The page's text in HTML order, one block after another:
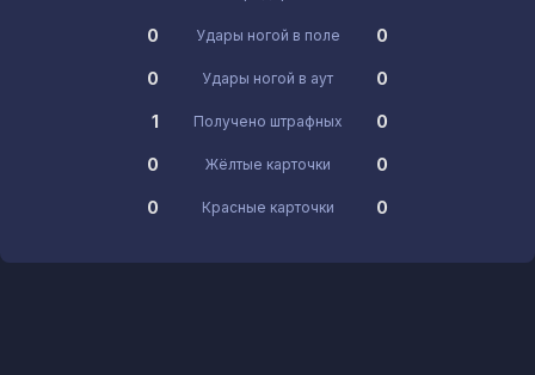
0 Удары ногой в поле 0
0 Удары ногой в аут 0
1 Получено штрафных 0
0 Жёлтые карточки 0
0 Красные карточки 0